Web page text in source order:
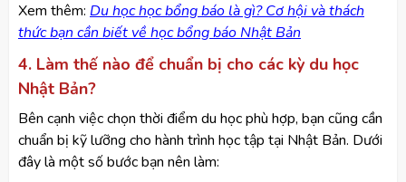
Xem thêm: Du học học bổng báo là gì? Cơ hội và thách
thức bạn cần biết về học bổng báo Nhật Bản
4. Làm thế nào để chuẩn bị cho các kỳ du học
Nhật Bản?
Bên cạnh việc chọn thời điểm du học phù hợp, bạn cũng cần
chuẩn bị kỹ lưỡng cho hành trình học tập tại Nhật Bản. Dưới
đây là một số bước bạn nên làm: